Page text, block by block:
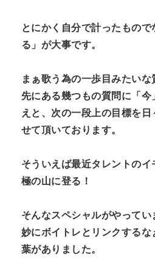
とにかく自分で計ったもの
る」が大事です。
まぁ歌う為の一歩目みたい
先にある幾つもの質問に「
えと、次の一段上の目標を日
せて頂いております。
そういえば最近タレントの
極の山に登る！
そんなスペシャルがやって
妙にボイトレとリンクする
葉がありました。